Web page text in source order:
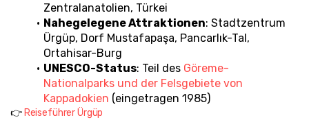
Zentralanatolien, Türkei
Nahegelegene Attraktionen: Stadtzentrum
Ürgüp, Dorf Mustafapaşa, Pancarlık-Tal,
Ortahisar-Burg
UNESCO-Status: Teil des Göreme-
Nationalparks und der Felsgebiete von
Kappadokien (eingetragen 1985)
👉 Reiseführer Ürgüp